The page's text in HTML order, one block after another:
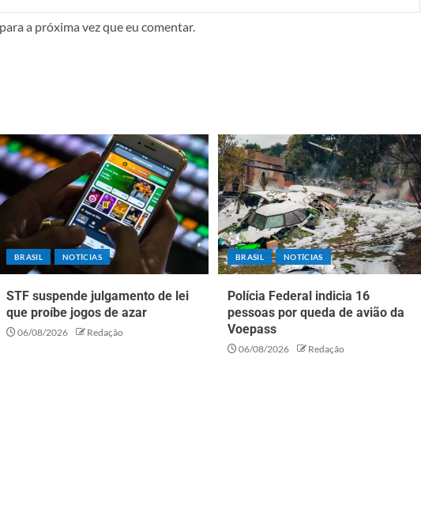
a próxima vez que eu comentar.
BRASIL NOTÍCIAS
STF suspende julgamento de lei
que proíbe jogos de azar
06/08/2026 Redação
BRASIL NOTÍCIAS
Polícia Federal indicia 16
pessoas por queda de avião da
Voepass
06/08/2026 Redação